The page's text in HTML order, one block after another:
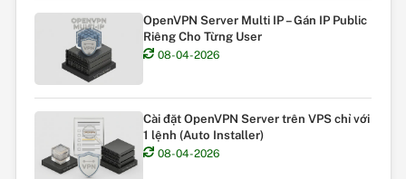
OpenVPN Server Multi IP – Gán IP Public
Riêng Cho Từng User
08-04-2026
Cài đặt OpenVPN Server trên VPS chỉ với
1 lệnh (Auto Installer)
08-04-2026